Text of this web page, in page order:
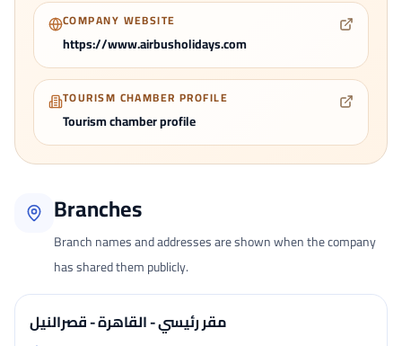
COMPANY WEBSITE
https://www.airbusholidays.com
TOURISM CHAMBER PROFILE
Tourism chamber profile
Branches
Branch names and addresses are shown when the company
has shared them publicly.
مقر رئيسي - القاهرة - قصرالنيل